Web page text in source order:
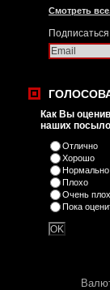
Смотреть
Как Вы
наших
Отлично
Хорошо
Нормально
Плохо
Очень
Пока